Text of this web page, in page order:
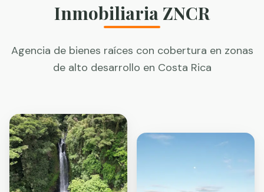
Inmobiliaria ZNCR
Agencia de bienes raíces con cobertura en zonas
de alto desarrollo en Costa Rica